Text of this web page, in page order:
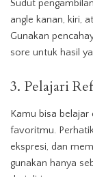
Sudut
angle kanan, kiri,
Gunakan
sore untuk hasil
3. Pelajari
Kamu bisa
favoritmu.
ekspresi, dan
gunakan hanya